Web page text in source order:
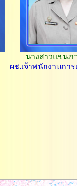
นางสาวแขนภ
ผช.เจ้าพนักงานกา